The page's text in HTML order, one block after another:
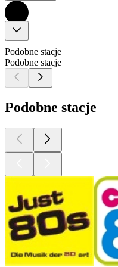
Podobne stacje
Podobne stacje
Podobne stacje